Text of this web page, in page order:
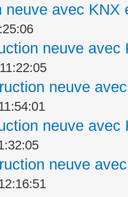
neuve avec KNX
neuve avec
neuve
neuve avec
neuve